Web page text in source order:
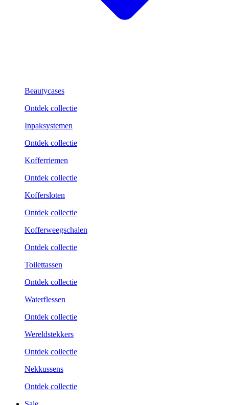
Beautycases
Ontdek collectie
Inpaksystemen
Ontdek collectie
Kofferriemen
Ontdek collectie
Koffersloten
Ontdek collectie
Kofferweegschalen
Ontdek collectie
Toilettassen
Ontdek collectie
Waterflessen
Ontdek collectie
Wereldstekkers
Ontdek collectie
Nekkussens
Ontdek collectie